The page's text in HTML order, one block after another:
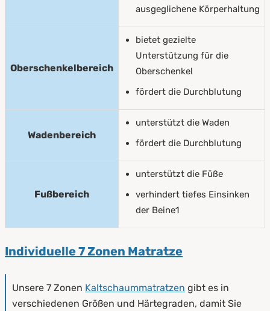
ausgeglichene Körperhaltung
Oberschenkelbereich
bietet gezielte
Unterstützung für die
Oberschenkel
fördert die Durchblutung
Wadenbereich
unterstützt die Waden
fördert die Durchblutung
Fußbereich
unterstützt die Füße
verhindert tiefes Einsinken
der Beine1
Individuelle 7 Zonen Matratze
Unsere 7 Zonen Kaltschaummatratzen gibt es in
verschiedenen Größen und Härtegraden, damit Sie